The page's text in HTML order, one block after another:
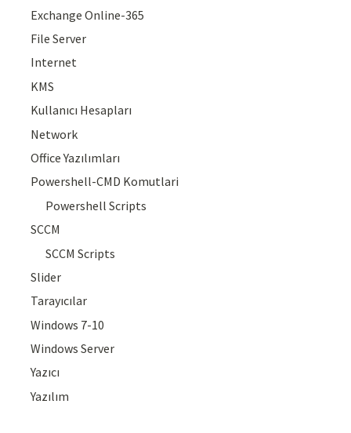
Exchange Online-365
File Server
Internet
KMS
Kullanıcı Hesapları
Network
Office Yazılımları
Powershell-CMD Komutlari
Powershell Scripts
SCCM
SCCM Scripts
Slider
Tarayıcılar
Windows 7-10
Windows Server
Yazıcı
Yazılım